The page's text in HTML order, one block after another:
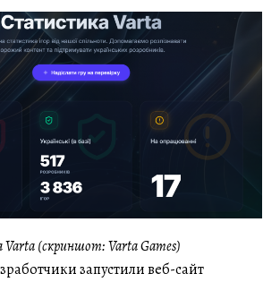
(скриншот: Varta Games)
запустили веб-сайт